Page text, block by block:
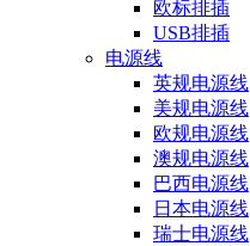
欧标排插
USB排插
电源线
英规电源线
美规电源线
欧规电源线
澳规电源线
巴西电源线
日本电源线
瑞士电源线